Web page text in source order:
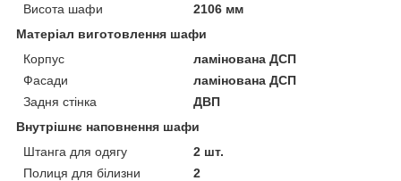
Висота шафи
2106 мм
Матеріал виготовлення шафи
Корпус
ламінована ДСП
Фасади
ламінована ДСП
Задня стінка
ДВП
Внутрішнє наповнення шафи
Штанга для одягу
2 шт.
Полиця для білизни
2